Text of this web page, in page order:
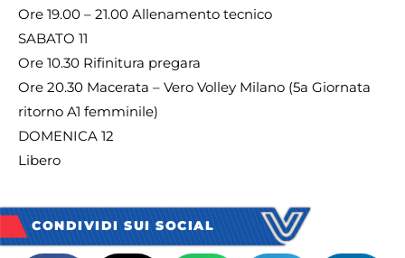
Ore 19.00 – 21.00 Allenamento tecnico
SABATO 11
Ore 10.30 Rifinitura pregara
Ore 20.30 Macerata – Vero Volley Milano (5a Giornata
ritorno A1 femminile)
DOMENICA 12
Libero
CONDIVIDI SUI SOCIAL